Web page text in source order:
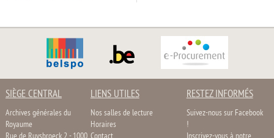
SIÈGE CENTRAL
Archives générales du
Royaume
LIENS UTILES
Nos salles de lecture
Horaires
RESTEZ INFORMÉS
Suivez-nous sur Facebook
!